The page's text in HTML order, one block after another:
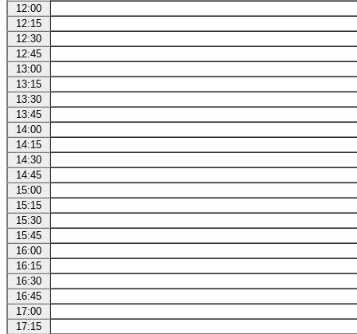
12:00
12:15
12:30
12:45
13:00
13:15
13:30
13:45
14:00
14:15
14:30
14:45
15:00
15:15
15:30
15:45
16:00
16:15
16:30
16:45
17:00
17:15